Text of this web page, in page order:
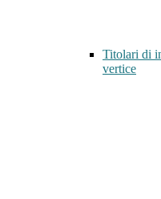
Titolari di
vertice